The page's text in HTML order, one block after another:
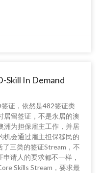
Skill In Demand
证，依然是482签证类
居留签证，不是永居的澳
洲为担保雇主工作，并居
机会通过雇主担保移民的
三类的签证Stream，不
请人的要求都不一样，
Skills Stream，要求最